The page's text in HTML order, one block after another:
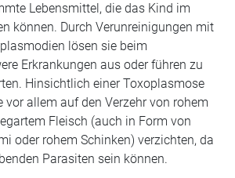
Lebensmittel, die das Kind im
können. Durch Verunreinigungen mit
lösen sie beim
Erkrankungen aus oder führen zu
Hinsichtlich einer Toxoplasmose
vor allem auf den Verzehr von rohem
Fleisch (auch in Form von
oder rohem Schinken) verzichten, da
Parasiten sein können.